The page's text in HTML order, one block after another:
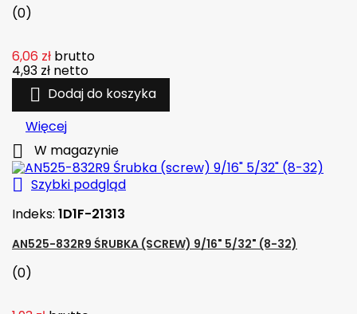
(0)
6,06 zł brutto
4,93 zł netto
 Dodaj do koszyka
Więcej
 W magazynie
 Szybki podgląd
Indeks: 1D1F-21313
AN525-832R9 ŚRUBKA (SCREW) 9/16" 5/32" (8-32)
(0)